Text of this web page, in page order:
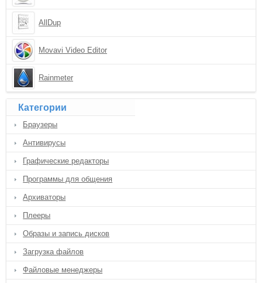
AllDup
Movavi Video Editor
Rainmeter
Категории
Браузеры
Антивирусы
Графические редакторы
Программы для общения
Архиваторы
Плееры
Образы и запись дисков
Загрузка файлов
Файловые менеджеры